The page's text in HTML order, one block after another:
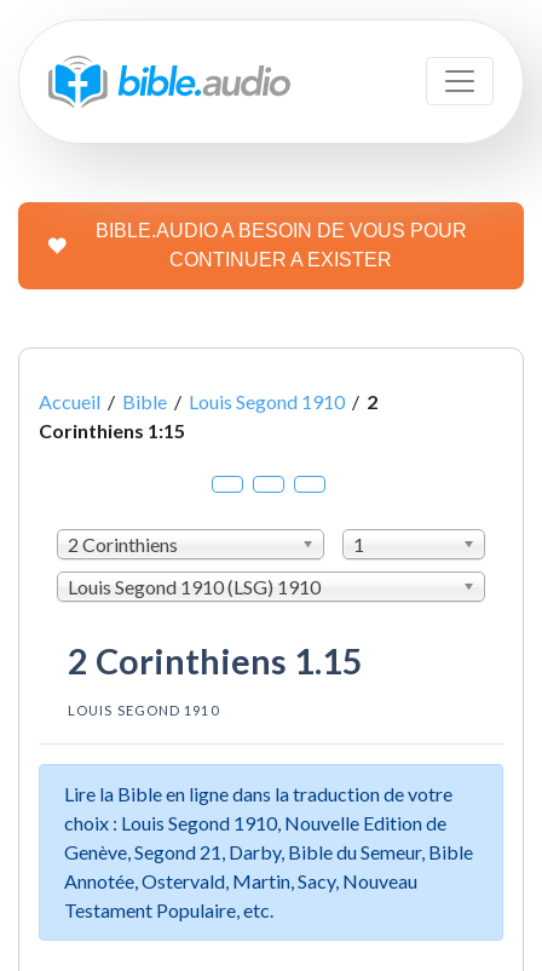
BIBLE.AUDIO A BESOIN DE VOUS POUR
CONTINUER A EXISTER
Accueil / Bible / Louis Segond 1910 / 2
Corinthiens 1:15
2 Corinthiens
1
Louis Segond 1910 (LSG) 1910
2 Corinthiens 1.15
LOUIS SEGOND 1910
Lire la Bible en ligne dans la traduction de votre
choix : Louis Segond 1910, Nouvelle Edition de
Genève, Segond 21, Darby, Bible du Semeur, Bible
Annotée, Ostervald, Martin, Sacy, Nouveau
Testament Populaire, etc.